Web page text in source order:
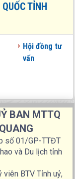
TỈNH
Hội đồng tư
vấn
BAN MTTQ
số 01/GP-TTĐT
và Du lịch tỉnh
viên BTV Tỉnh uỷ,